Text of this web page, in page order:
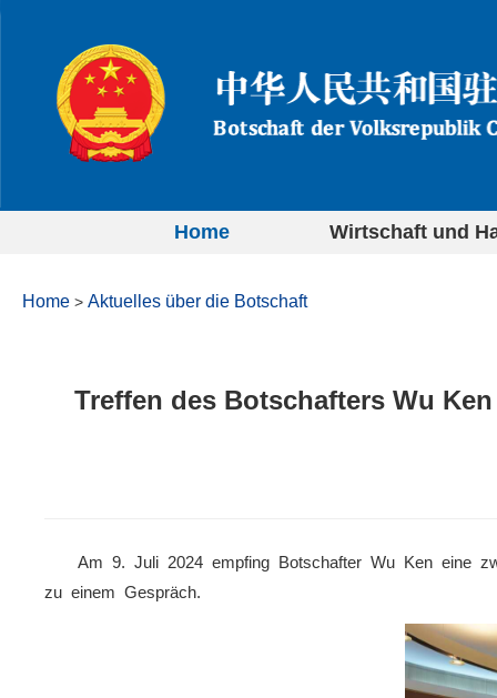
Home Wirtschaft und
Home > Aktuelles über die Botschaft
Treffen des Botschafters Wu
Am 9. Juli 2024 empfing Botschafter Wu Ken eine
zu einem Gespräch.